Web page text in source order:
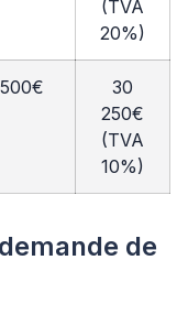
(TVA
20%)
30
250€
(TVA
10%)
de